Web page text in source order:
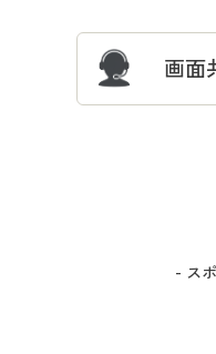
画面
- ス